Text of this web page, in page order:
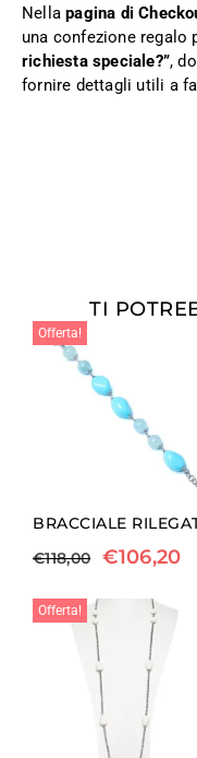
Nellapagina di
una confezione regalo
richiesta speciale?”,
fornire dettagli utili a
TI
Offerta!
€118,00 €106,20
Offerta!